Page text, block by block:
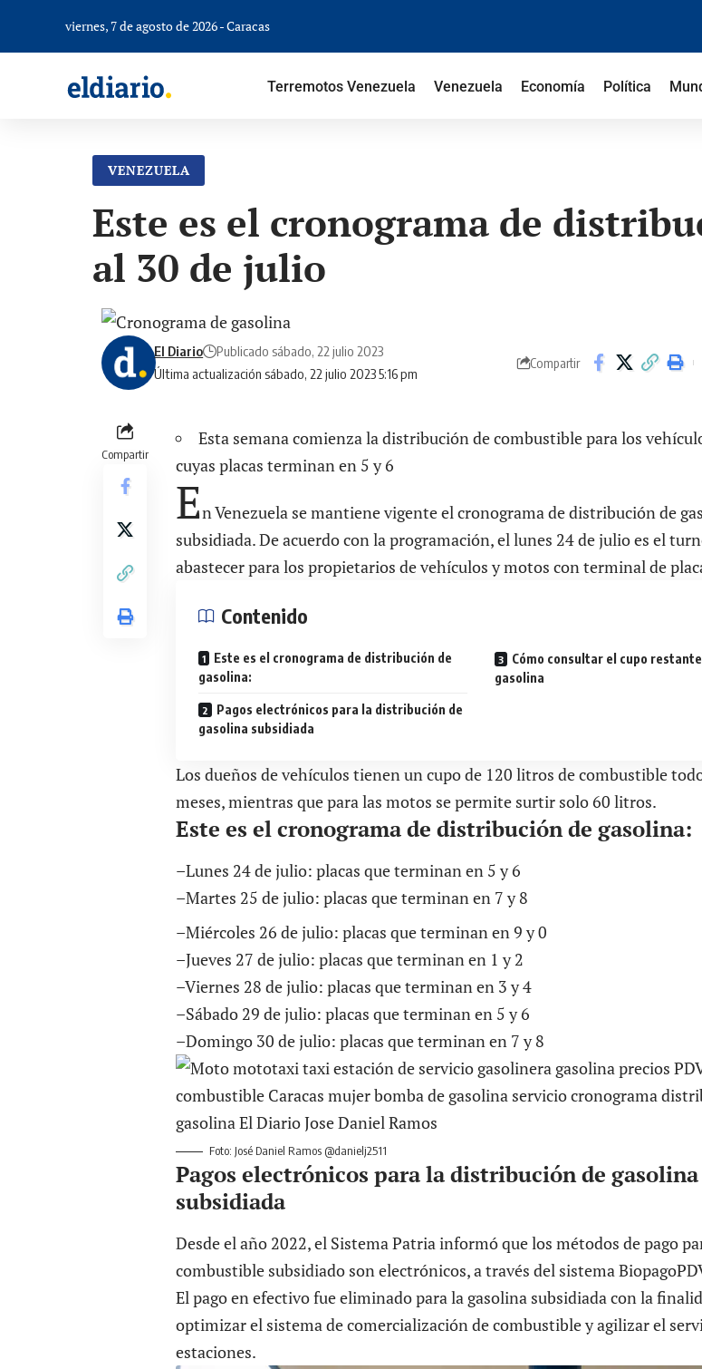
viernes, 7 de agosto de 2026 - Caracas
Terremotos Venezuela Venezuela Economía Política
VENEZUELA
Este es el cronograma de
al 30 de julio
Última actualización sábado, 22 julio 2023 5:16 pm
El Diario Publicado sábado, 22 julio 2023
Compartir
Compartir
Esta semana comienza la distribución de combustible para los
cuyas placas terminan en 5 y 6
En Venezuela se mantiene vigente el cronograma de distribución de
subsidiada. De acuerdo con la programación, el lunes 24 de julio es el
abastecer para los propietarios de vehículos y motos con terminal de
Contenido
Este es el cronograma de distribución de
gasolina:
Pagos electrónicos para la distribución de
gasolina subsidiada
Cómo consultar el cupo
gasolina
Los dueños de vehículos tienen un cupo de 120 litros de combustible
meses, mientras que para las motos se permite surtir solo 60 litros.
Este es el cronograma de distribución de gasolina:
–Lunes 24 de julio: placas que terminan en 5 y 6
–Martes 25 de julio: placas que terminan en 7 y 8
–Miércoles 26 de julio: placas que terminan en 9 y 0
–Jueves 27 de julio: placas que terminan en 1 y 2
–Viernes 28 de julio: placas que terminan en 3 y 4
–Sábado 29 de julio: placas que terminan en 5 y 6
–Domingo 30 de julio: placas que terminan en 7 y 8
Foto: José Daniel Ramos @danielj2511
Pagos electrónicos para la distribución de gasolina
subsidiada
Desde el año 2022, el Sistema Patriainformó que los métodos de pago
combustible subsidiado son electrónicos, a través del sistema
El pago en efectivo fue eliminado para la gasolina subsidiada con la
optimizar el sistema de comercialización de combustible y agilizar el
estaciones.